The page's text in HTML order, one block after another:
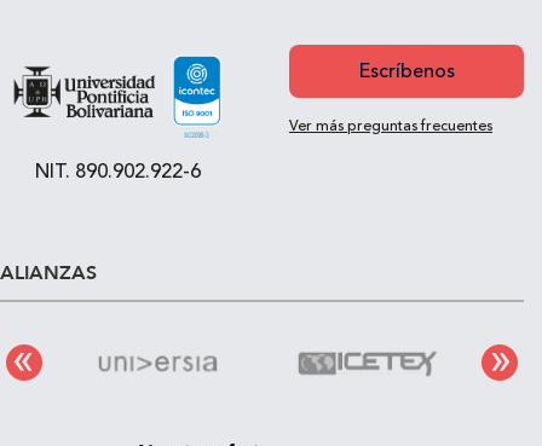
NIT. 890.902.922-6
Escríbenos
Ver más preguntas frecuentes
ALIANZAS